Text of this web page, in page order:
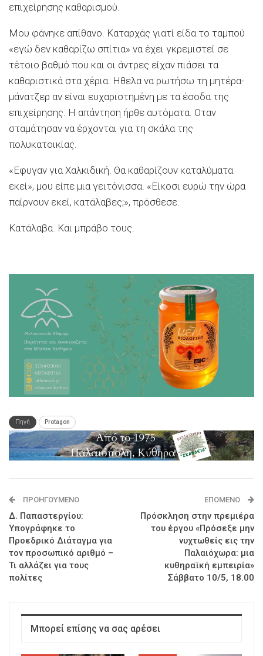
επιχείρησης καθαρισμού.
Μου φάνηκε απίθανο. Καταρχάς γιατί είδα το ταμπού
«εγώ δεν καθαρίζω σπίτια» να έχει γκρεμιστεί σε
τέτοιο βαθμό που και οι άντρες είχαν πιάσει τα
καθαριστικά στα χέρια. Ηθελα να ρωτήσω τη μητέρα-
μάνατζερ αν είναι ευχαριστημένη με τα έσοδα της
επιχείρησης. Η απάντηση ήρθε αυτόματα. Οταν
σταμάτησαν να έρχονται για τη σκάλα της
πολυκατοικίας.
«Εφυγαν για Χαλκιδική. Θα καθαρίζουν καταλύματα
εκεί», μου είπε μια γειτόνισσα. «Είκοσι ευρώ την ώρα
παίρνουν εκεί, κατάλαβες;», πρόσθεσε.
Κατάλαβα. Και μπράβο τους.
Πηγή Protagon
ΠΡΟΗΓΟΎΜΕΝΟ
Δ. Παπαστεργίου:
Υπογράφηκε το
Προεδρικό Διάταγμα για
τον προσωπικό αριθμό –
Τι αλλάζει για τους
πολίτες
ΕΠΌΜΕΝΟ
Πρόσκληση στην πρεμιέρα
του έργου «Πρόσεξε μην
νυχτωθείς εις την
Παλαιόχωρα: μια
κυθηραϊκή εμπειρία»
Σάββατο 10/5, 18.00
Μπορεί επίσης να σας αρέσει